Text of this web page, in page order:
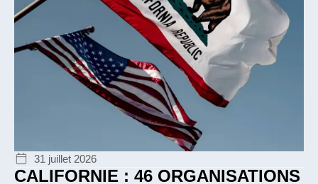
31 juillet 2026
CALIFORNIE : 46 ORGANISATIONS